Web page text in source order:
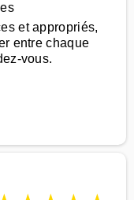
et appropriés,
entre chaque
vous.